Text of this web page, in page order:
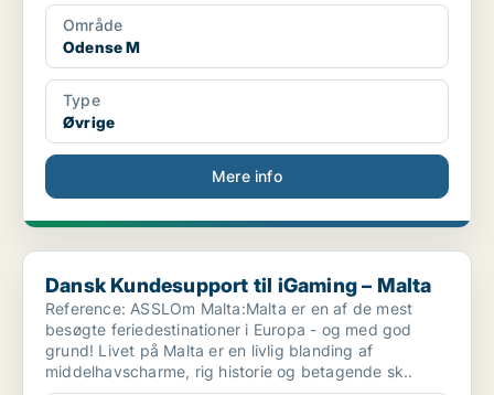
Område
Odense M
Type
Øvrige
Mere info
Dansk Kundesupport til iGaming – Malta
Dansk Kundesupport til iGaming – Malta
Reference: ASSLOm Malta:Malta er en af de mest
besøgte feriedestinationer i Europa - og med god
grund! Livet på Malta er en livlig blanding af
middelhavscharme, rig historie og betagende sk..